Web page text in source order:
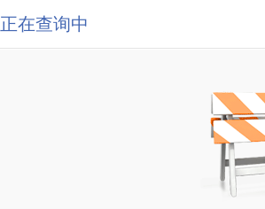
正在查询中